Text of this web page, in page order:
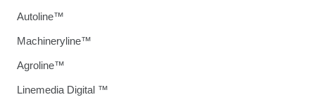
Autoline™
Machineryline™
Agroline™
Linemedia Digital ™